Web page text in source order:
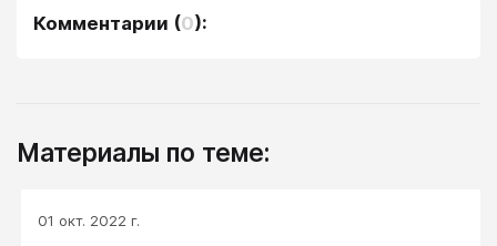
Комментарии (0):
Материалы по теме:
01 окт. 2022 г.